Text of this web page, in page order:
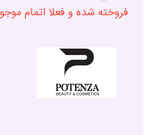
فروخته شده و فعلا اتمام